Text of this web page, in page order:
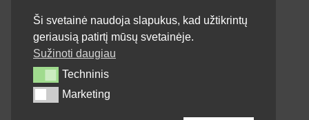
Michelin
Mitas
Pirelli
Shinko
Ši svetainė naudoja slapukus, kad užtikrintų
geriausią patirtį mūsų svetainėje.
Sužinoti daugiau
TechninisTechninis
MarketingMarketing